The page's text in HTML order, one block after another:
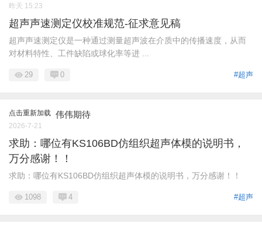
昨天 15:23
超声声速测定仪校准规范-征求意见稿
超声声速测定仪是一种通过测量超声波在介质中的传播速度，从而
对材料特性、工件缺陷或球化率等进 ...
#超声
29 0
点击重新加载 伟伟期待
2026-7-21
求助：哪位有KS106BD仿组织超声体模的说明书，
万分感谢！！
求助：哪位有KS106BD仿组织超声体模的说明书，万分感谢！！
#超声
1098 4